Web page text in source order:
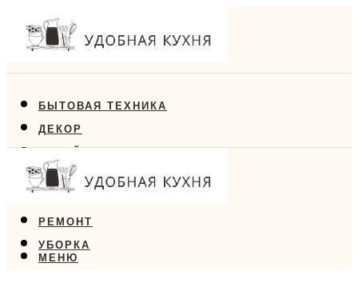
БЫТОВАЯ ТЕХНИКА
ДЕКОР
ДИЗАЙН
ЕДА
РЕМОНТ
УБОРКА
МЕНЮ